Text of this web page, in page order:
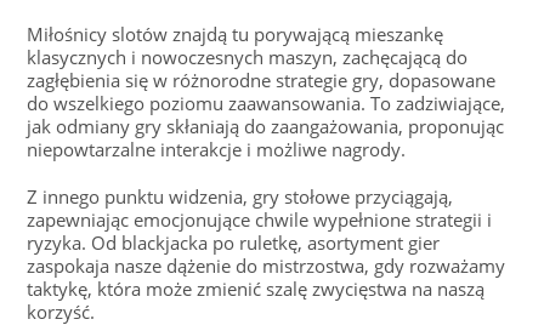
Miłośnicy slotów znajdą tu porywającą mieszankę
klasycznych i nowoczesnych maszyn, zachęcającą do
zagłębienia się w różnorodne strategie gry, dopasowane
do wszelkiego poziomu zaawansowania. To zadziwiające,
jak odmiany gry skłaniają do zaangażowania, proponując
niepowtarzalne interakcje i możliwe nagrody.
Z innego punktu widzenia, gry stołowe przyciągają,
zapewniając emocjonujące chwile wypełnione strategii i
ryzyka. Od blackjacka po ruletkę, asortyment gier
zaspokaja nasze dążenie do mistrzostwa, gdy rozważamy
taktykę, która może zmienić szalę zwycięstwa na naszą
korzyść.